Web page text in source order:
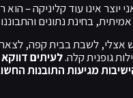
יוצר אינו עוד קליניקה –
אמיתית, בחינת נתונים
אצלי, לשבת בבית קפה,
גופנית קלה.לעיתים
מגיעות התובנות